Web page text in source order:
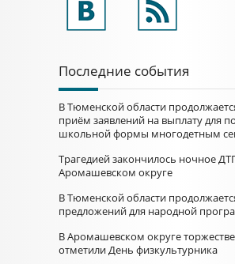
Последние события
В Тюменской области
приём заявлений на выплату для
школьной формы многодетным
Трагедией закончилось ночное
Аромашевском округе
В Тюменской области
предложений для народной
В Аромашевском округе
отметили День физкультурника